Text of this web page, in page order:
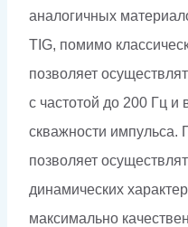
аналогичных
TIG, помимо
позволяет
с частотой до 200 Гц и
скважности
позволяет
динамических
максимально